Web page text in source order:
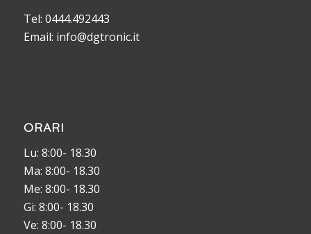
Tel: 0444.492443
Email: info@dgtronic.it
ORARI
Lu: 8:00- 18.30
Ma: 8:00- 18.30
Me: 8:00- 18.30
Gi: 8:00- 18.30
Ve: 8:00- 18.30